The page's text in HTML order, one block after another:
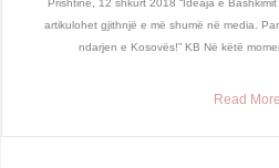
Prishtinë, 12 shkurt 2018 “Ideaja e
artikulohet gjithnjë e më shumë në media.
ndarjen e Kosovës!” KB Në këtë
Read More